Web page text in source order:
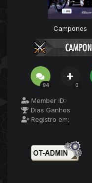
Campones
94 0
Member ID:
Dias Ganhos:
Registro em: